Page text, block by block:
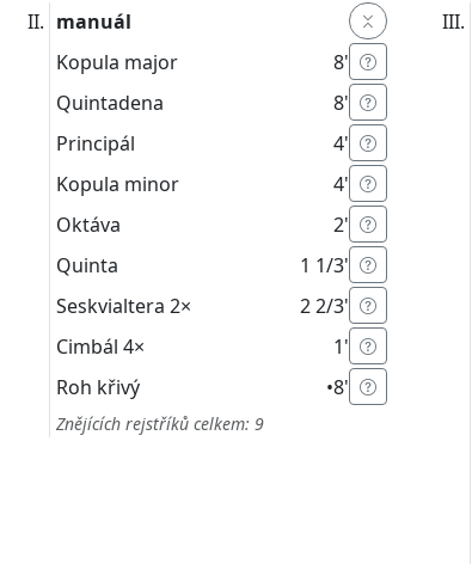
manuál
Kopula major
8'
Quintadena
8'
Principál
4'
Kopula minor
4'
Oktáva
2'
Quinta
1 1/3'
Seskvialtera 2×
2 2/3'
Cimbál 4×
1'
Roh křivý
•8'
Znějících rejstříků celkem: 9